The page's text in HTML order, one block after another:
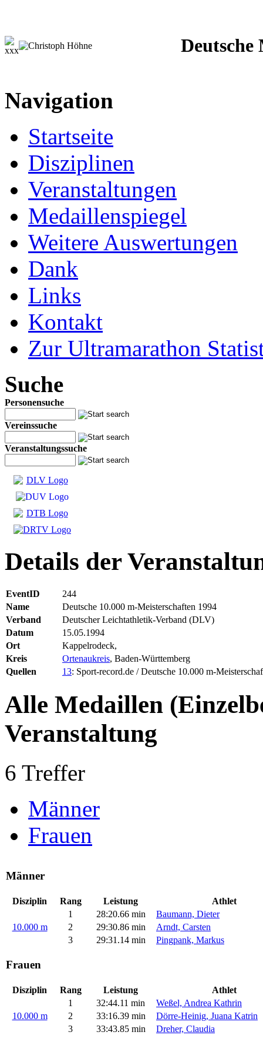
Navigation
Startseite
Disziplinen
Veranstaltungen
Medaillenspiegel
Weitere Auswertungen
Dank
Links
Kontakt
Zur Ultramarathon
Suche
Personensuche
Vereinssuche
Veranstaltungssuche
Details der
EventID
244
Name
Deutsche 10.000 m-Meisterschaften 1994
Verband
Deutscher Leichtathletik-Verband (DLV)
Datum
15.05.1994
Ort
Kappelrodeck,
Kreis
Ortenaukreis, Baden-Württemberg
Quellen
13: Sport-record.de / Deutsche 10.000 m-
Alle Medaillen
Veranstaltung
6 Treffer
Männer
Frauen
Männer
Disziplin Rang Leistung Athlet
10.000 m
1 28:20.66 min
Baumann, Dieter
2
29:30.86 min
Arndt, Carsten
3
29:31.14 min Pingpank, Markus
Frauen
Disziplin Rang Leistung Athlet
10.000 m
1 32:44.11 min
Weßel, Andrea Kathrin
2
33:16.39 min
Dörre-Heinig, Juana Katrin
3
33:43.85 min Dreher, Claudia